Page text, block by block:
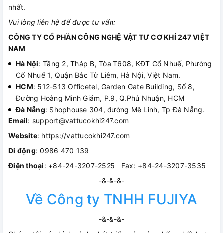
nhất.
Vui lòng liên hệ để được tư vấn:
CÔNG TY CỔ PHẦN CÔNG NGHỆ VẬT TƯ CƠ KHÍ 247 VIỆT
NAM
Hà Nội: Tầng 2, Tháp B, Tòa T608, KĐT Cổ Nhuế, Phường
Cổ Nhuế 1, Quận Bắc Từ Liêm, Hà Nội, Việt Nam.
HCM: 512-513 Officetel, Garden Gate Building, Số 8,
Đường Hoàng Minh Giám, P.9, Q.Phú Nhuận, HCM
Đà Nẵng: Shophouse 304, đường Mê Linh, Tp Đà Nẵng.
Email: support@vattucokhi247.com
Website: https://vattucokhi247.com
Di động: 0986 470 139
Điện thoại: +84-24-3207-2525 Fax: +84-24-3207-3535
-&-&-&-
Về Công ty TNHH FUJIYA
-&-&-&-